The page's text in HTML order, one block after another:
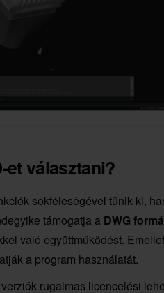
et választani?
sokféleségével tűnik ki,
támogatja a DWG
való együttműködést.
a program használatát.
rugalmas licencelési